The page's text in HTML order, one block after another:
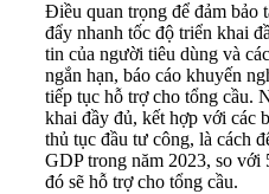
Điều quan trọng để đảm bảo
đẩy nhanh tốc độ triển khai
tin của người tiêu dùng và
ngắn hạn, báo cáo khuyến
tiếp tục hỗ trợ cho tổng cầu.
khai đầy đủ, kết hợp với các
thủ tục đầu tư công, là cách
GDP trong năm 2023, so với
đó sẽ hỗ trợ cho tổng cầu.